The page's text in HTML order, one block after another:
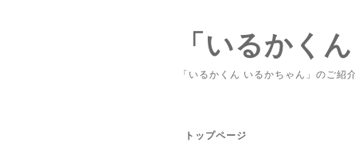
「いるかく
「いるかくん いるかちゃん」のご紹
トップページ